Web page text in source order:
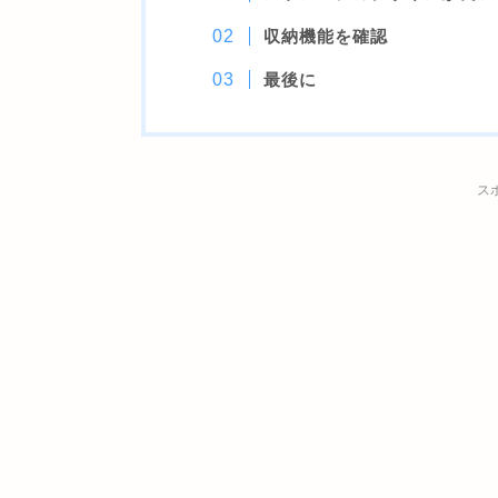
収納機能を確認
最後に
ス